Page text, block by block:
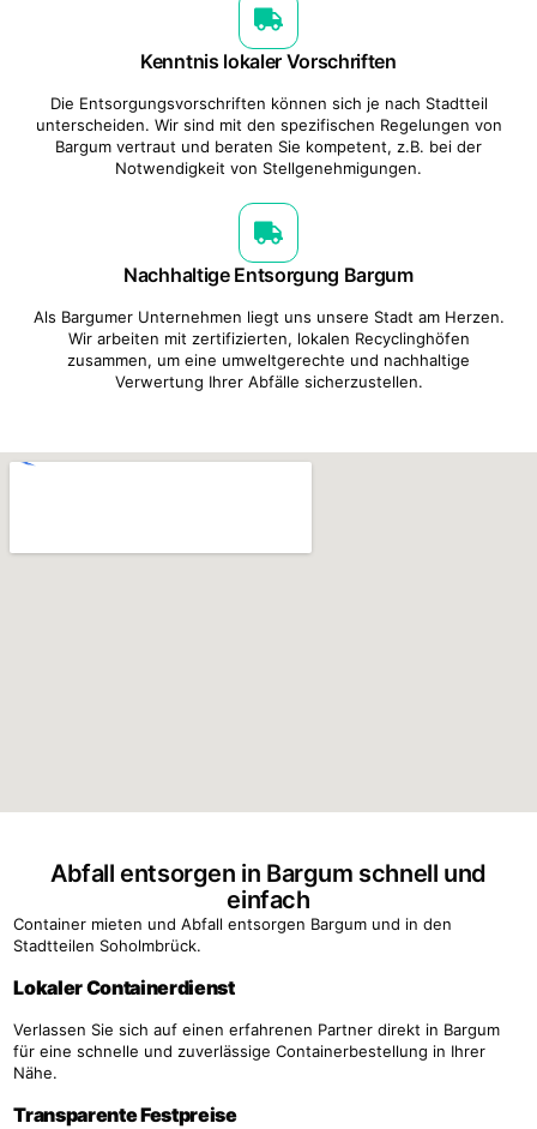
Kenntnis lokaler Vorschriften
Die Entsorgungsvorschriften können sich je nach Stadtteil
unterscheiden. Wir sind mit den spezifischen Regelungen von
Bargum vertraut und beraten Sie kompetent, z.B. bei der
Notwendigkeit von Stellgenehmigungen.
Nachhaltige Entsorgung Bargum
Als Bargumer Unternehmen liegt uns unsere Stadt am Herzen.
Wir arbeiten mit zertifizierten, lokalen Recyclinghöfen
zusammen, um eine umweltgerechte und nachhaltige
Verwertung Ihrer Abfälle sicherzustellen.
Abfall entsorgen in Bargum schnell und
einfach
Container mieten und Abfall entsorgen Bargum und in den
Stadtteilen Soholmbrück.
Lokaler Containerdienst
Verlassen Sie sich auf einen erfahrenen Partner direkt in Bargum
für eine schnelle und zuverlässige Containerbestellung in Ihrer
Nähe.
Transparente Festpreise